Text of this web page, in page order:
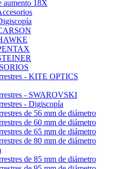
aumento 18X
- KITE OPTICS
- SWAROVSKI
- Digiscopía
de 56 mm de diámetro
de 60 mm de diámetro
de 65 mm de diámetro
de 80 mm de diámetro
de 85 mm de diámetro